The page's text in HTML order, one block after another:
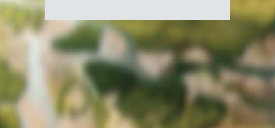
Canada